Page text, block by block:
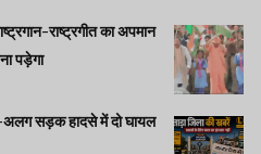
राष्ट्रगीत का अपमान
पड़ेगा
सड़क हादसे में दो घायल